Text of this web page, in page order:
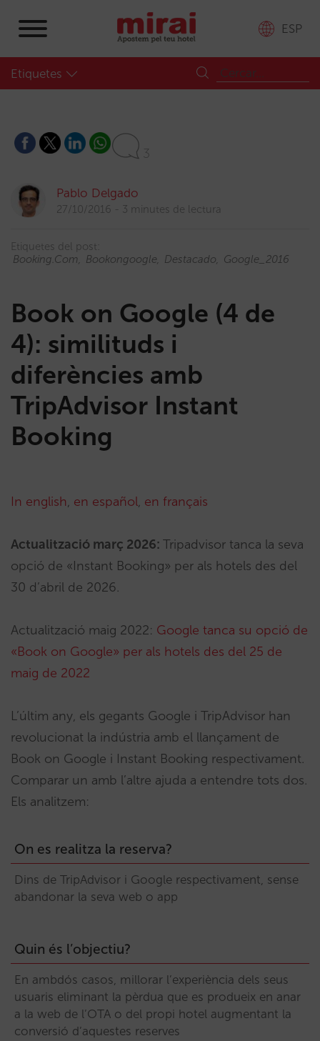
ESP
Etiquetes
3
Pablo Delgado
27/10/2016 3 minutes de lectura
Etiquetes del post:
Booking.com
Bookongoogle Destacado Google_2016
Book on Google (4 de
4): similituds i
diferències amb
TripAdvisor Instant
Booking
In english, en español, en français
Actualització març 2026: Tripadvisor tanca la seva
opció de «Instant Booking» per als hotels des del
30 d’abril de 2026.
Actualització maig 2022: Google tanca su opció de
«Book on Google» per als hotels des del 25 de
maig de 2022
L’últim any, els gegants Google i TripAdvisor han
revolucionat la indústria amb el llançament de
Book on Google i Instant Booking respectivament.
Comparar un amb l’altre ajuda a entendre tots dos.
Els analitzem:
On es realitza la reserva?
Dins de TripAdvisor i Google respectivament, sense
abandonar la seva web o app
Quin és l’objectiu?
En ambdós casos, millorar l’experiència dels seus
usuaris eliminant la pèrdua que es produeix en anar
a la web de l’OTA o del propi hotel augmentant la
conversió d’aquestes reserves